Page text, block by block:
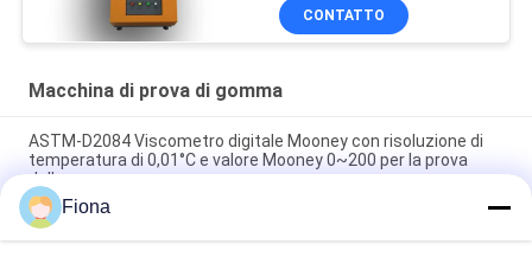
CONTATTO
Macchina di prova di gomma
ASTM-D2084 Viscometro digitale Mooney con risoluzione di
temperatura di 0,01°C e valore Mooney 0~200 per la prova
della gomma
Macchina di prova di gomma utilizzata laboratorio del singolo
del chip reometro di controllo senza rotore
Fiona